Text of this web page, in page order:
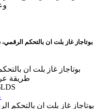
بوتاجاز غاز بلت ان بالتحكم
بوتاجاز غاز بلت ان
طريقة